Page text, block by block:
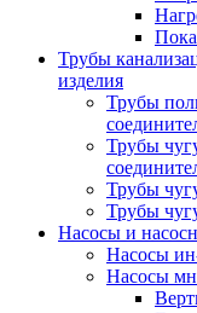
Трубы
изделия
Трубы
Трубы
Трубы
Трубы
Насосы и
Насосы
Насосы